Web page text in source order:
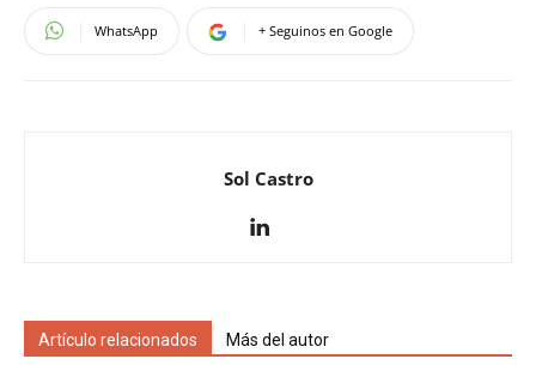
WhatsApp + Seguinos en Google
Sol Castro
Artículo relacionados Más del autor